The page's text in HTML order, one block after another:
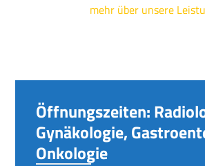
mehr über unsere
Öffnungszeiten:
Gynäkologie,
Onkologie